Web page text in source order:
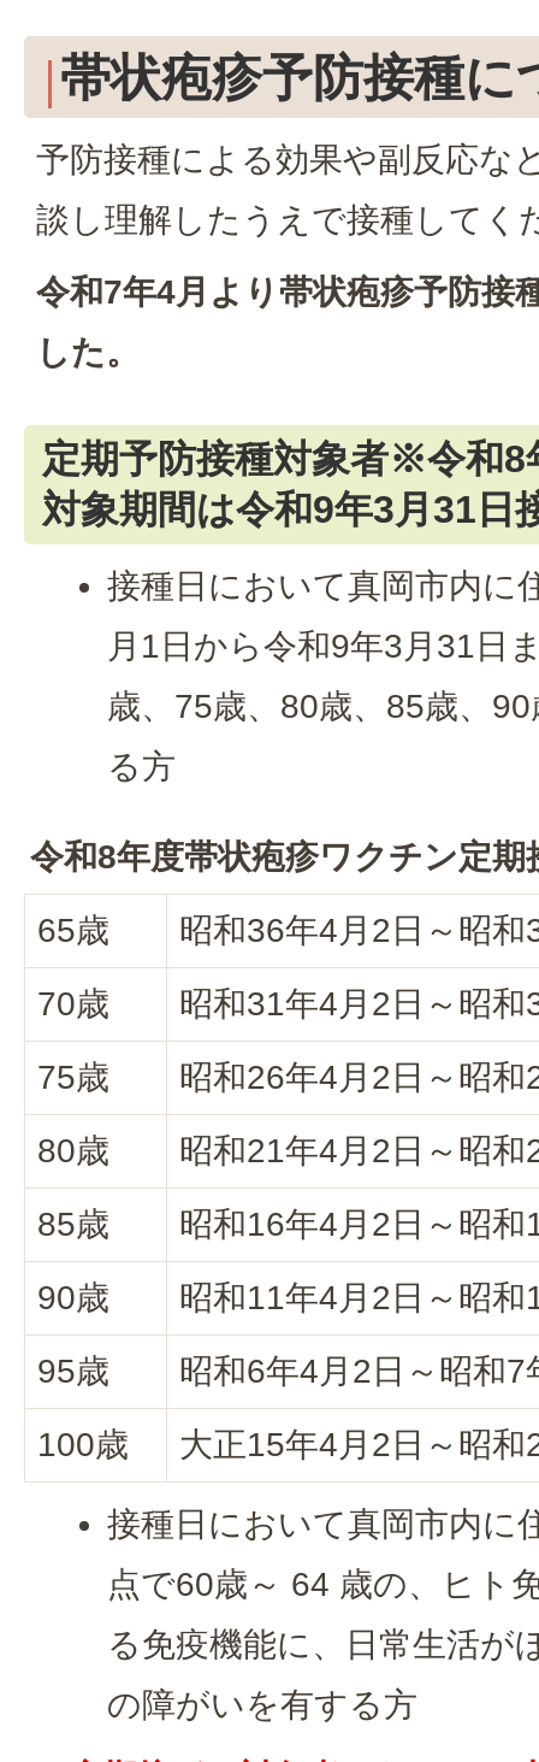
帯状疱疹予防接種に
予防接種による効果や副反応な
談し理解したうえで接種してく
令和7年4月より帯状疱疹予防接
した。
定期予防接種対象者※令和8
対象期間は令和9年3月31日
接種日において真岡市内に
月1日から令和9年3月31日
歳、75歳、80歳、85歳、
る方
令和8年度帯状疱疹ワクチン定期
65歳
昭和36年4月2日～昭和
70歳
昭和31年4月2日～昭和
75歳
昭和26年4月2日～昭和
80歳
昭和21年4月2日～昭和
85歳
昭和16年4月2日～昭和
90歳
昭和11年4月2日～昭和
95歳
昭和6年4月2日～昭和7
100歳
大正15年4月2日～昭和
接種日において真岡市内に
点で60歳～ 64 歳の、ヒト
る免疫機能に、日常生活が
の障がいを有する方